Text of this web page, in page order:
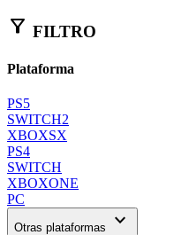
filter_alt FILTRO
Plataforma
PS5
SWITCH2
XBOXSX
PS4
SWITCH
XBOXONE
PC
Otras plataformas expand_more